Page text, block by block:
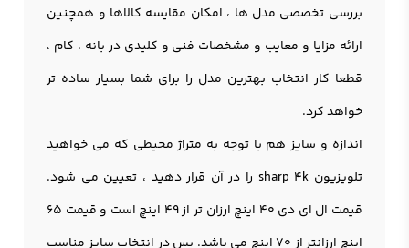
بررسی تخصصی مدل ها ، امکان مقایسه کالاها و همچنین
ارائه مزایا و معایب و مشخصات فنی و کلیدی در بانه . کام ،
قطعا کار انتخاب بهترین مدل را برای شما بسیار ساده تر
خواهد کرد.
اندازه و سایز هم با توجه به متراژ محیطی که می خواهید
تلویزیون sharp 4k را در آن قرار دهید ، تعیین می شود.
قیمت ال ای دی 40 اینچ ارزان تر از 49 اینچ است و قیمت 65
اینچ ارزانتر از 70 اینچ می باشد. پس در انتخاب سایز مناسب